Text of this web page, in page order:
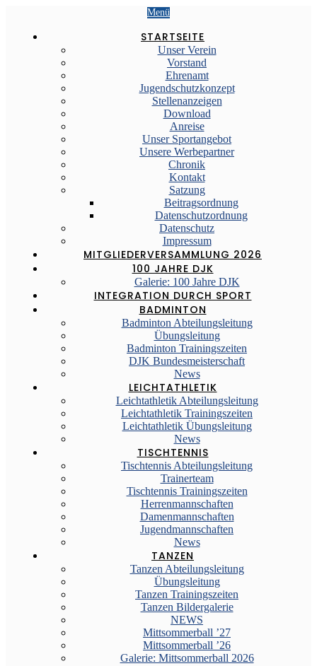
Menü
STARTSEITE
Unser Verein
Vorstand
Ehrenamt
Jugendschutzkonzept
Stellenanzeigen
Download
Anreise
Unser Sportangebot
Unsere Werbepartner
Chronik
Kontakt
Satzung
Beitragsordnung
Datenschutzordnung
Datenschutz
Impressum
MITGLIEDERVERSAMMLUNG 2026
100 JAHRE DJK
Galerie: 100 Jahre DJK
INTEGRATION DURCH SPORT
BADMINTON
Badminton Abteilungsleitung
Übungsleitung
Badminton Trainingszeiten
DJK Bundesmeisterschaft
News
LEICHTATHLETIK
Leichtathletik Abteilungsleitung
Leichtathletik Trainingszeiten
Leichtathletik Übungsleitung
News
TISCHTENNIS
Tischtennis Abteilungsleitung
Trainerteam
Tischtennis Trainingszeiten
Herrenmannschaften
Damenmannschaften
Jugendmannschaften
News
TANZEN
Tanzen Abteilungsleitung
Übungsleitung
Tanzen Trainingszeiten
Tanzen Bildergalerie
NEWS
Mittsommerball ’27
Mittsommerball ’26
Galerie: Mittsommerball 2026